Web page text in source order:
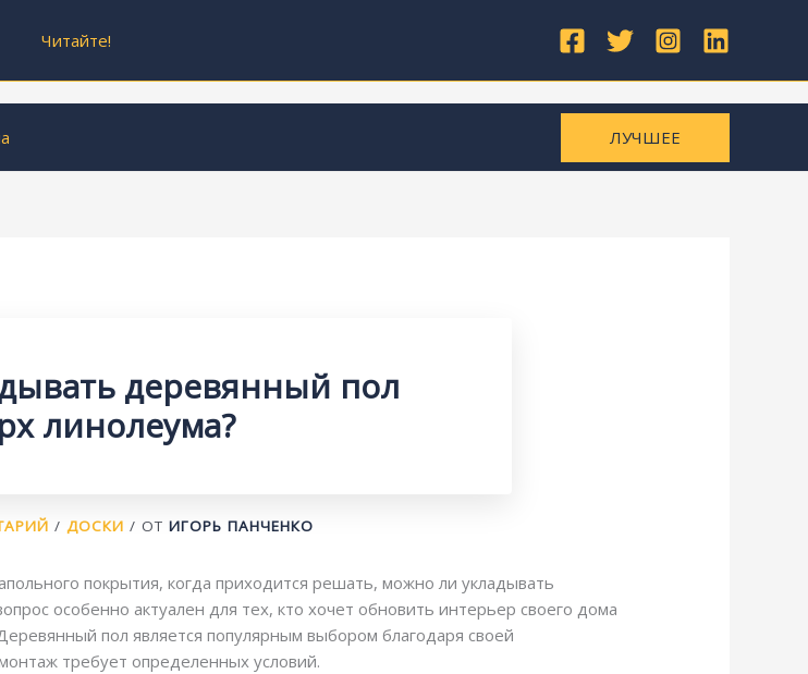
Читайте!
ЛУЧШЕЕ
деревянный пол
линолеума?
/ ДОСКИ / ОТ ИГОРЬ ПАНЧЕНКО
покрытия, когда приходится решать, можно ли укладывать
особенно актуален для тех, кто хочет обновить интерьер своего дома
пол является популярным выбором благодаря своей
требует определенных условий.